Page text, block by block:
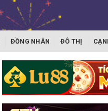
ĐỒNG NHÂN ĐÔ THỊ